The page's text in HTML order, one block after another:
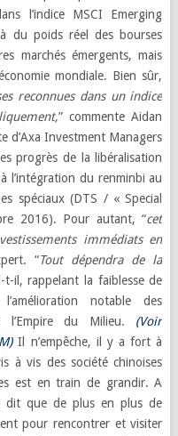
l’indice MSCI Emerging
du poids réel des bourses
marchés émergents, mais
mondiale. Bien sûr,
reconnues dans un indice
” commente Aidan
d’Axa Investment Managers
progrès de la libéralisation
l’intégration du renminbi au
spéciaux (DTS / « Special
2016). Pour autant, “cet
immédiats en
“Tout dépendra de la
t-il, rappelant la faiblesse de
notable des
l’Empire du Milieu. (Voir
Il n’empêche, il y a fort à
à vis des société chinoises
est en train de grandir. A
dit que de plus en plus de
pour rencontrer et visiter